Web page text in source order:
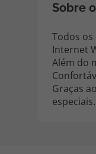
Sobre
Todos
Internet
Além do
Graças
especiais.